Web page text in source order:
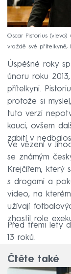
Oscar Pistorius
vraždě své přítelkyně,
Úspěšné roky
únoru roku
přítelkyni.
protože si
tuto verzi
kauci, ovšem
zabití v
Ve vězení v
se známým
Krejčířem,
s drogami a
video, na
užívají
zhostil role
Před třemi lety
13 roků.
Čtěte také